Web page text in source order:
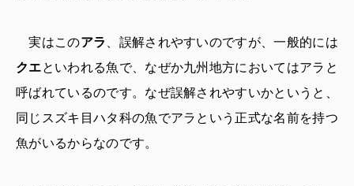
実はこのアラ
、誤解されやすいのですが、一般的には
クエといわれる魚で、なぜか九州地方においてはアラと
呼ばれているのです。なぜ誤解されやすいかというと、
同じスズキ目ハタ科の魚でアラという正式な名前を持つ
魚がいるからなのです。